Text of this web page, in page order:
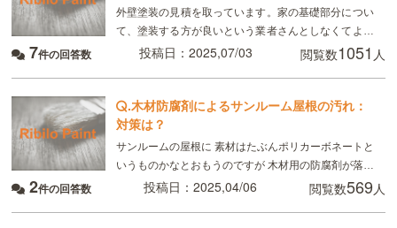
外壁塗装の見積を取っています。家の基礎部分につい
て、塗装する方が良いという業者さんとしなくてよい
という業者さんがいて、どちらなのかわらずお伺いし
7件の回答数 投稿日：2025,07/03 閲覧数1051 人
.木材防腐剤によるサンルーム屋根の汚れ：
対策は？
サンルームの屋根に 素材はたぶんポリカーボネートと
いうものかなとおもうのですが 木材用の防腐剤が落ち
てしまいました。 素人の考えで そのうち雨とかで落
2件の回答数 投稿日：2025,04/06 閲覧数569人